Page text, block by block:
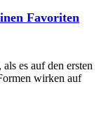
Favoriten
es auf den ersten
wirken auf